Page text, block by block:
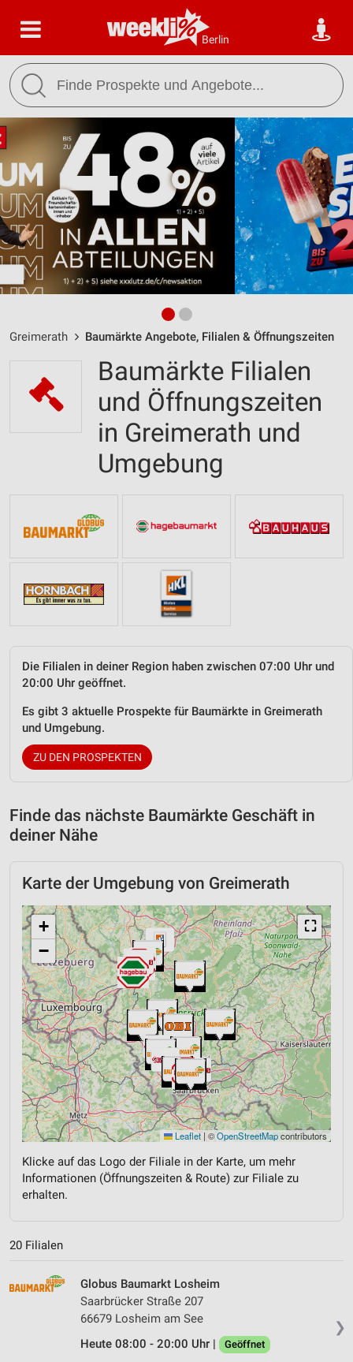
Berlin
Greimerath Baumärkte Angebote, Filialen & Öffnungszeiten
Baumärkte Filialen
und Öffnungszeiten
in Greimerath und
Umgebung
Die Filialen in deiner Region haben zwischen 07:00 Uhr und
20:00 Uhr geöffnet.
Es gibt 3 aktuelle Prospekte für Baumärkte in Greimerath
und Umgebung.
ZU DEN PROSPEKTEN
Finde das nächste Baumärkte Geschäft in
deiner Nähe
Karte der Umgebung von Greimerath
⛶
+
−
Leaflet | ©OpenStreetMapcontributors
Klicke auf das Logo der Filiale in der Karte, um mehr
Informationen (Öffnungszeiten & Route) zur Filiale zu
erhalten.
20 Filialen
❯
Globus Baumarkt Losheim
Saarbrücker Straße 207
66679 Losheim am See
Heute 08:00 - 20:00 Uhr |
Geöffnet